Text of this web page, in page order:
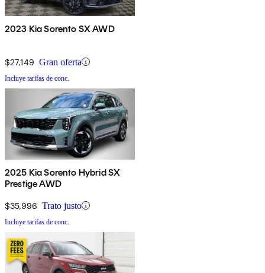
2023 Kia Sorento SX AWD
$27,149 Gran oferta
Incluye tarifas de conc.
2025 Kia Sorento Hybrid SX
Prestige AWD
$35,996 Trato justo
Incluye tarifas de conc.